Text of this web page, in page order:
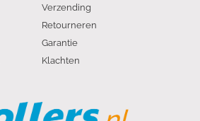
Verzending
Retourneren
Garantie
Klachten